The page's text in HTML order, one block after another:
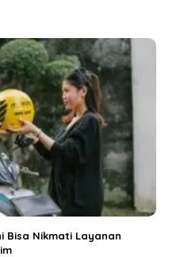
Bisa Nikmati Layanan